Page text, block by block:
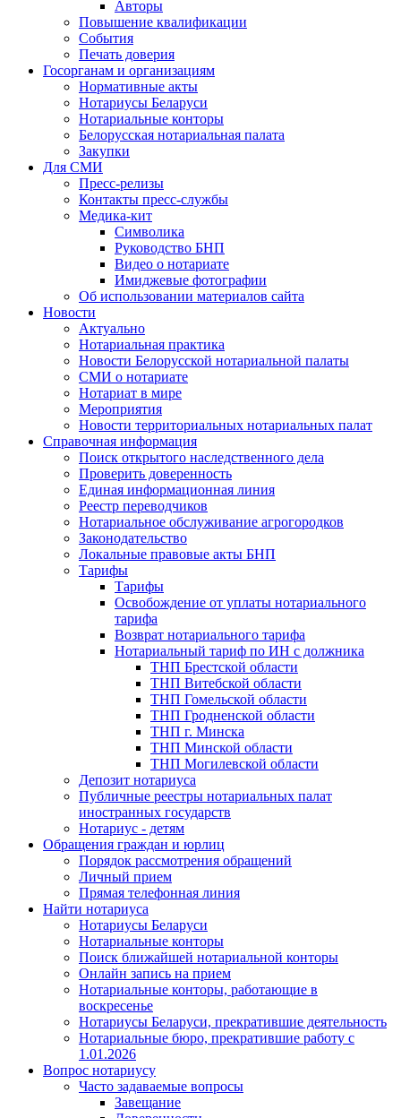
Авторы
Повышение квалификации
События
Печать доверия
Госорганам и организациям
Нормативные акты
Нотариусы Беларуси
Нотариальные конторы
Белорусская нотариальная палата
Закупки
Для СМИ
Пресс-релизы
Контакты пресс-службы
Медика-кит
Символика
Руководство БНП
Видео о нотариате
Имиджевые фотографии
Об использовании материалов сайта
Новости
Актуально
Нотариальная практика
Новости Белорусской нотариальной палаты
СМИ о нотариате
Нотариат в мире
Мероприятия
Новости территориальных нотариальных палат
Справочная информация
Поиск открытого наследственного дела
Проверить доверенность
Единая информационная линия
Реестр переводчиков
Нотариальное обслуживание агрогородков
Законодательство
Локальные правовые акты БНП
Тарифы
Тарифы
Освобождение от уплаты нотариального
тарифа
Возврат нотариального тарифа
Нотариальный тариф по ИН с должника
ТНП Брестской области
ТНП Витебской области
ТНП Гомельской области
ТНП Гродненской области
ТНП г. Минска
ТНП Минской области
ТНП Могилевской области
Депозит нотариуса
Публичные реестры нотариальных палат
иностранных государств
Нотариус - детям
Обращения граждан и юрлиц
Порядок рассмотрения обращений
Личный прием
Прямая телефонная линия
Найти нотариуса
Нотариусы Беларуси
Нотариальные конторы
Поиск ближайшей нотариальной конторы
Онлайн запись на прием
Нотариальные конторы, работающие в
воскресенье
Нотариусы Беларуси, прекратившие деятельность
Нотариальные бюро, прекратившие работу с
1.01.2026
Вопрос нотариусу
Часто задаваемые вопросы
Завещание